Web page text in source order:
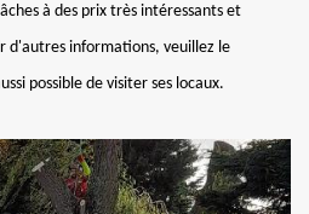
à des prix très intéressants et
d'autres informations, veuillez le
possible de visiter ses locaux.